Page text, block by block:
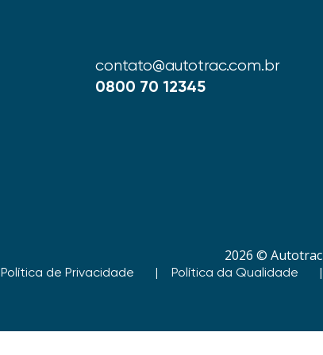
contato@autotrac.com.br
0800 70 12345
2026 ©
Política de Privacidade Política da Qualidade